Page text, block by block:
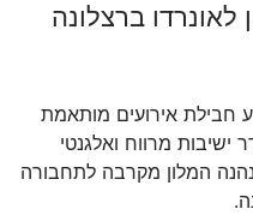
לאונרדו ברצלונה
חבילת אירועים מותאמת
מרווח ואלגנטי
המלון מקרבה לתחבורה